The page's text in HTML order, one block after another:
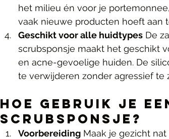
het milieu én voor je
vaak nieuwe producten hoeft aan
Geschikt voor alle huidtypes De
scrubsponsje maakt het geschikt
en acne-gevoelige huiden. De
te verwijderen zonder agressief te
Hoe Gebruik je
Scrubsponsje?
Voorbereiding Maak je gezicht